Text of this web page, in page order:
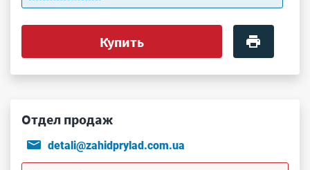
Купить
Отдел продаж
detali@zahidprylad.com.ua